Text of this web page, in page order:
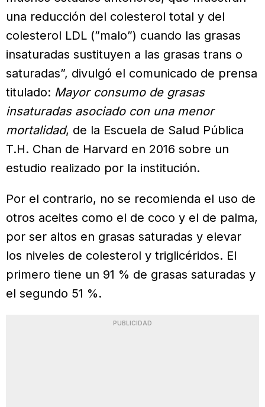
una reducción del colesterol total y del
colesterol LDL (”malo”) cuando las grasas
insaturadas sustituyen a las grasas trans o
satura­das”, divulgó el comunicado de prensa
titulado: Mayor consumo de grasas
insaturadas asociado con una menor
mortalidad, de la Escuela de Salud Pública
T.H. Chan de Harvard en 2016 sobre un
estudio realizado por la ins­titución.
Por el contrario, no se recomienda el uso de
otros aceites como el de coco y el de palma,
por ser altos en grasas saturadas y elevar
los niveles de coles­terol y triglicéridos. El
primero tiene un 91 % de grasas saturadas y
el segundo 51 %.
PUBLICIDAD